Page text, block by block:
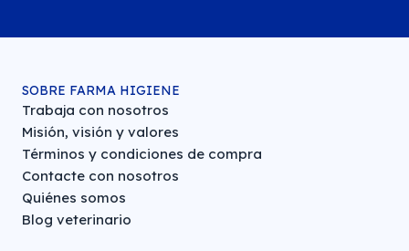
SOBRE FARMA HIGIENE
Trabaja con nosotros
Misión, visión y valores
Términos y condiciones de compra
Contacte con nosotros
Quiénes somos
Blog veterinario